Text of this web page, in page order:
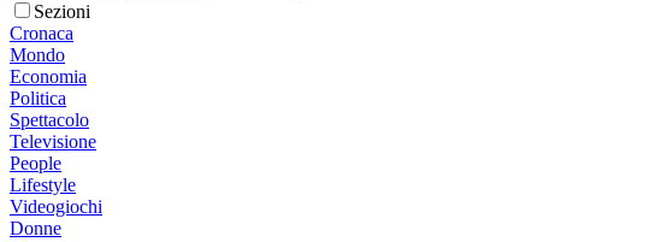
Sezioni
Cronaca
Mondo
Economia
Politica
Spettacolo
Televisione
People
Lifestyle
Videogiochi
Donne